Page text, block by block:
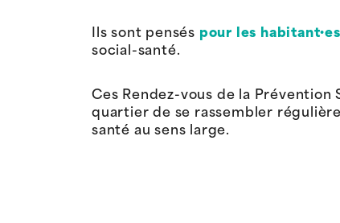
Ils sont pensés pour les
social-santé.
Ces Rendez-vous de la Prévention
quartier de se rassembler
santé au sens large.